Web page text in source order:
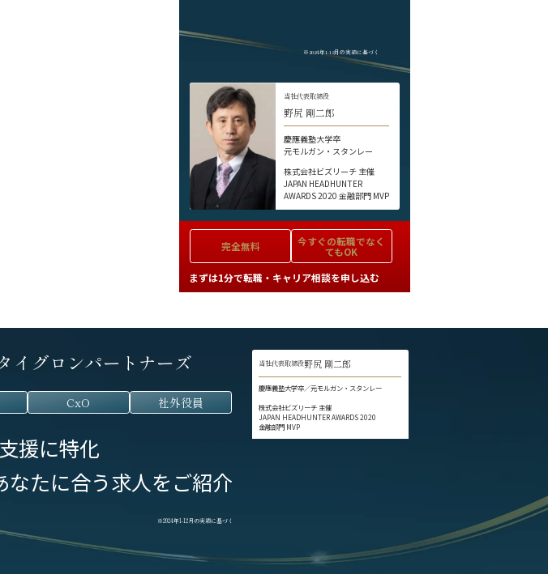
※2024年1-12月の実績に基づく
当社代表取締役
野尻 剛二郎
慶應義塾大学卒
元モルガン・スタンレー
株式会社ビズリーチ 主催
JAPAN HEADHUNTER
AWARDS 2020 金融部門 MVP
完全無料 今すぐの転職でなく
てもOK
まずは1分で転職・キャリア相談を申し込む
イグロンパートナーズ
CxO 社外役員
援に特化
なたに合う求人をご紹介
※2024年1-12月の実績に基づく
当社代表取締役野尻 剛二郎
慶應義塾大学卒／元モルガン・スタンレー
株式会社ビズリーチ 主催
JAPAN HEADHUNTER AWARDS 2020
金融部門 MVP